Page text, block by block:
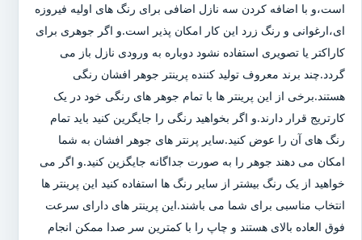
است،و با اضافه کردن سه نازل اضافی برای رنگ های اولیه فیروزه
ای،ارغوانی و رنگ زرد این کار امکان پذیر است.و اگر جوهری برای
کاراکتر یا تصویری استفاده نشود دوباره به ورودی نازل باز می
گردد.چند برند معروف تولید کننده پرینتر جوهر افشان رنگی
هستند.برخی از این پرینتر ها با تمام جوهر های رنگی خود در یک
کارتریج قرار دارند.و اگر بخواهید رنگی را جایگرین کنید باید تمام
رنگ های آن را عوض کنید.سایر پرنتر های جوهر افشان به شما
امکان می دهند جوهر را به صورت جداگانه جایگزین کنید.و اگر می
خواهید از یک رنگ بیشتر از سایر رنگ ها استفاده کنید این پرینتر ها
انتخاب مناسبی برای شما می باشند.این پرینتر های دارای سرعت
فوق العاده بالای هستند و چاپ را با کمترین سر صدا ممکن انجام